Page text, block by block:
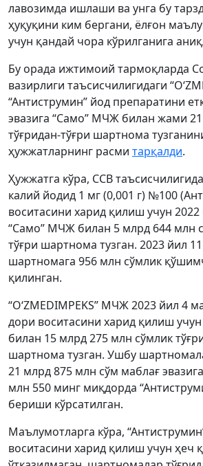
лавозимда ишлаши ва унга бу
ҳуқуқини ким бергани, ёлғон
учун қандай чора кўрилганига
Бу орада ижтимоий тармоқларда
вазирлиги таъсисчилигидаги
“Антиструмин” йод препаратини
эвазига “Само” МЧЖ билан жами
тўғридан-тўғри шартнома
ҳужжатларнинг расми тарқалди.
Ҳужжатга кўра, ССВ
калий йодид 1 мг (0,001 г) №100
воситасини харид қилиш учун
“Само” МЧЖ билан 5 млрд 644 млн
тўғри шартнома тузган. 2023 йил
шартномага 956 млн сўмлик
қилинган.
“O‘ZMEDIMPEKS” МЧЖ 2023 йил 4
дори воситасини харид қилиш
билан 15 млрд 275 млн сўмлик
шартнома тузган. Ушбу
21 млрд 875 млн сўм маблағ
млн 550 минг миқдорда
бериши кўрсатилган.
Маълумотларга кўра,
воситасини харид қилиш учун ҳеч